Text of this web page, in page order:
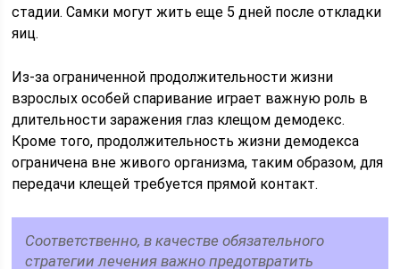
стадии. Самки могут жить еще 5 дней после откладки
яиц.
Из-за ограниченной продолжительности жизни
взрослых особей спаривание играет важную роль в
длительности заражения глаз клещом демодекс.
Кроме того, продолжительность жизни демодекса
ограничена вне живого организма, таким образом, для
передачи клещей требуется прямой контакт.
Соответственно, в качестве обязательного
стратегии лечения важно предотвратить